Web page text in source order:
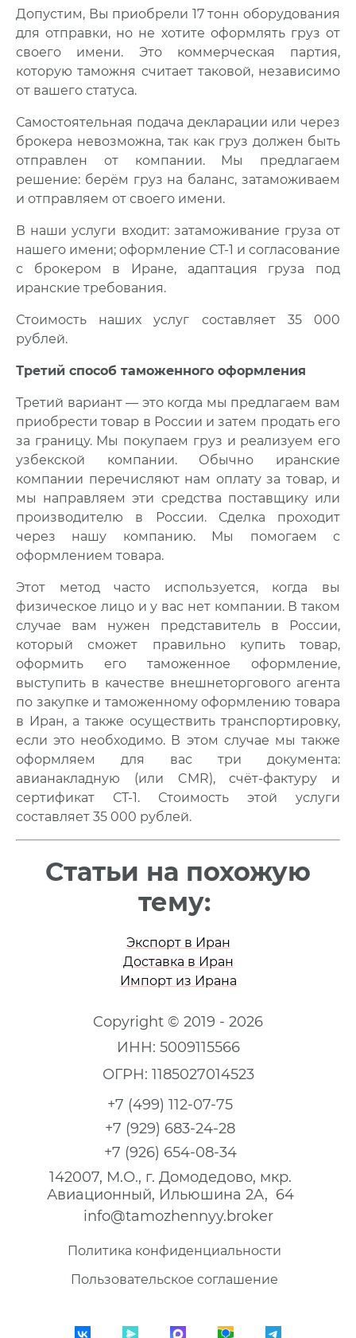
Допустим, Вы приобрели 17 тонн оборудования
для отправки, но не хотите оформлять груз от
своего имени. Это коммерческая партия,
которую таможня считает таковой, независимо
от вашего статуса.
Самостоятельная подача декларации или через
брокера невозможна, так как груз должен быть
отправлен от компании. Мы предлагаем
решение: берём груз на баланс, затаможиваем
и отправляем от своего имени.
В наши услуги входит: затаможивание груза от
нашего имени; оформление СТ-1 и согласование
с брокером в Иране, адаптация груза под
иранские требования.
Стоимость наших услуг составляет 35 000
рублей.
Третий способ таможенного оформления
Третий вариант — это когда мы предлагаем вам
приобрести товар в России и затем продать его
за границу. Мы покупаем груз и реализуем его
узбекской компании. Обычно иранские
компании перечисляют нам оплату за товар, и
мы направляем эти средства поставщику или
производителю в России. Сделка проходит
через нашу компанию. Мы помогаем с
оформлением товара.
Этот метод часто используется, когда вы
физическое лицо и у вас нет компании. В таком
случае вам нужен представитель в России,
который сможет правильно купить товар,
оформить его таможенное оформление,
выступить в качестве внешнеторгового агента
по закупке и таможенному оформлению товара
в Иран, а также осуществить транспортировку,
если это необходимо. В этом случае мы также
оформляем для вас три документа:
авианакладную (или CMR), счёт-фактуру и
сертификат СТ-1. Стоимость этой услуги
составляет 35 000 рублей.
Статьи на похожую
тему:
Экспорт в Иран
Доставка в Иран
Импорт из Ирана
Copyright © 2019 - 2026
ИНН: 5009115566
ОГРН: 1185027014523
+7 (499) 112-07-75
+7 (929) 683-24-28
+7 (926) 654-08-34
142007, М.О., г. Домодедово, мкр.
Авиационный, Ильюшина 2А, 64
info@tamozhennyy.broker
Политика конфиденциальности
Пользовательское соглашение